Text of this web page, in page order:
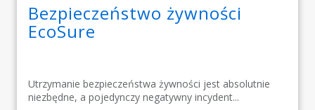
Bezpieczeństwo żywności
EcoSure
Utrzymanie bezpieczeństwa żywności jest absolutnie
niezbędne, a pojedynczy negatywny incydent...